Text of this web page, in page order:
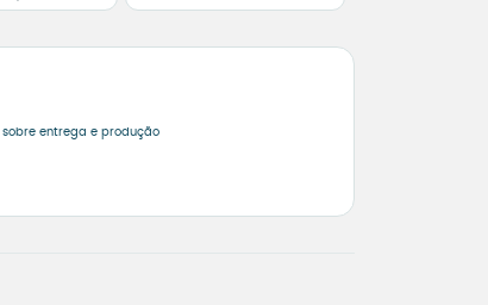
sobre entrega e produção